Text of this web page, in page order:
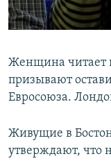
Женщина читает
призывают
Евросоюза.
Живущие в
утверждают, что